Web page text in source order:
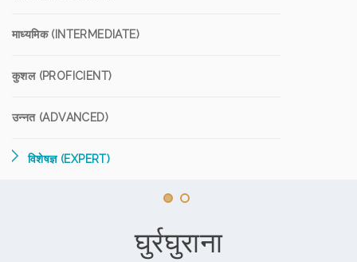
माध्यमिक (INTERMEDIATE)
कुशल (PROFICIENT)
उन्नत (ADVANCED)
विशेषज्ञ (EXPERT)
घुर्रघुराना